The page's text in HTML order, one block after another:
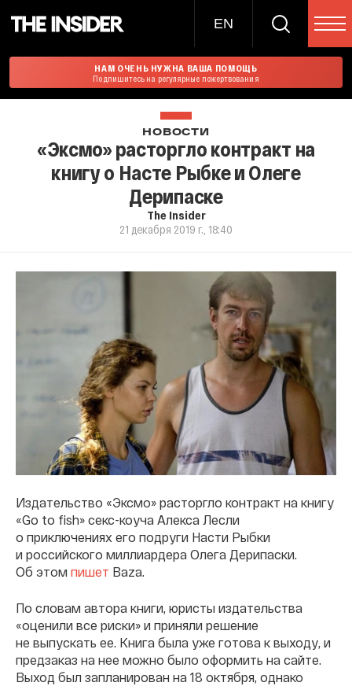
EN
НАМ ОЧЕНЬ НУЖНА ВАША ПОМОЩЬ
Подпишитесь на регулярные пожертвования
НОВОСТИ
«Эксмо» расторгло контракт на
книгу о Насте Рыбке и Олеге
Дерипаске
The Insider
21 декабря 2019 г., 18:40
Издательство «Эксмо» расторгло контракт на книгу
«Go to fish» секс-коуча Алекса Лесли
о приключениях его подруги Насти Рыбки
и российского миллиардера Олега Дерипаски.
Об этом пишет Baza.
По словам автора книги, юристы издательства
«оценили все риски» и приняли решение
не выпускать ее. Книга была уже готова к выходу, и
предзаказ на нее можно было оформить на сайте.
Выход был запланирован на 18 октября, однако